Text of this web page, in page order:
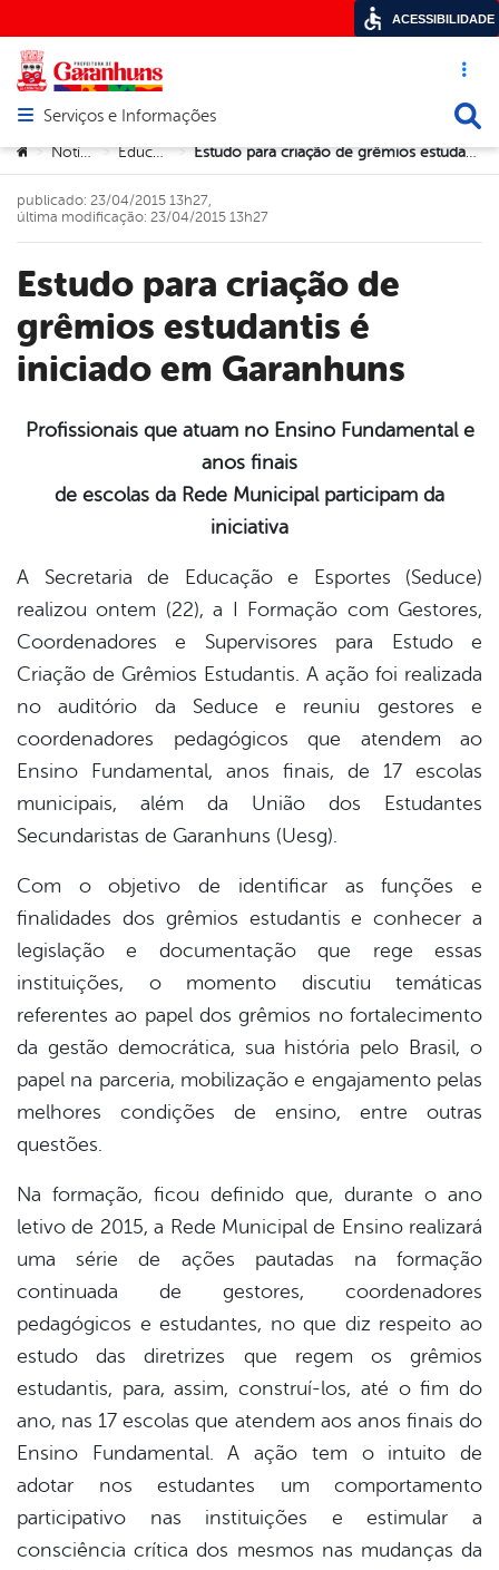
Acesso
Abrir menu principal de navegação
Serviços e Informações
Você está aqui:
> Notícias > Educação > Estudo para criação de grêmios estudantis é iniciado em Garanhuns
Estudo para criação de
grêmios estudantis é
iniciado em Garanhuns
publicado: 23/04/2015 13h27,
última modificação: 23/04/2015 13h27
Profissionais que atuam no Ensino Fundamental e
anos finais
de escolas da Rede Municipal participam da
iniciativa
A Secretaria de Educação e Esportes (Seduce)
realizou ontem (22), a I Formação com Gestores,
Coordenadores e Supervisores para Estudo e
Criação de Grêmios Estudantis. A ação foi realizada
no auditório da Seduce e reuniu gestores e
coordenadores pedagógicos que atendem ao
Ensino Fundamental, anos finais, de 17 escolas
municipais, além da União dos Estudantes
Secundaristas de Garanhuns (Uesg).
Com o objetivo de identificar as funções e
finalidades dos grêmios estudantis e conhecer a
legislação e documentação que rege essas
instituições, o momento discutiu temáticas
referentes ao papel dos grêmios no fortalecimento
da gestão democrática, sua história pelo Brasil, o
papel na parceria, mobilização e engajamento pelas
melhores condições de ensino, entre outras
questões.
Na formação, ficou definido que, durante o ano
letivo de 2015, a Rede Municipal de Ensino realizará
uma série de ações pautadas na formação
continuada de gestores, coordenadores
pedagógicos e estudantes, no que diz respeito ao
estudo das diretrizes que regem os grêmios
estudantis, para, assim, construí-los, até o fim do
ano, nas 17 escolas que atendem aos anos finais do
Ensino Fundamental. A ação tem o intuito de
adotar nos estudantes um comportamento
participativo nas instituições e estimular a
consciência crítica dos mesmos nas mudanças da
ACESSIBILIDADE